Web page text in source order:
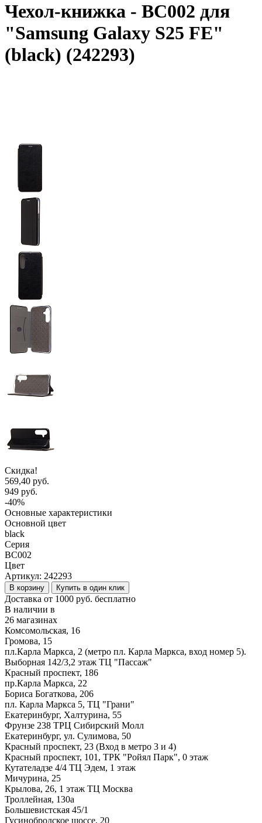
Чехол-книжка - BC002 для
"Samsung Galaxy S25 FE"
(black) (242293)
Скидка!
569,40 руб.
949 руб.
-40%
Основные характеристики
Основной цвет
black
Серия
BC002
Цвет
Артикул: 242293
В корзину Купить в один клик
Доставка от 1000 руб. бесплатно
В наличии в
26 магазинах
Комсомольская, 16
Громова, 15
пл.Карла Маркса, 2 (метро пл. Карла Маркса, вход номер 5).
Выборная 142/3,2 этаж ТЦ "Пассаж"
Красный проспект, 186
пр.Карла Маркса, 22
Бориса Богаткова, 206
пл. Карла Маркса 5, ТЦ "Грани"
Екатеринбург, Халтурина, 55
Фрунзе 238 ТРЦ Сибирский Молл
Екатеринбург, ул. Сулимова, 50
Красный проспект, 23 (Вход в метро 3 и 4)
Красный проспект, 101, ТРК "Ройял Парк", 0 этаж
Кутателадзе 4/4 ТЦ Эдем, 1 этаж
Мичурина, 25
Крылова, 26, 1 этаж ТЦ Москва
Троллейная, 130а
Большевистская 45/1
Гусинобродское шоссе, 20